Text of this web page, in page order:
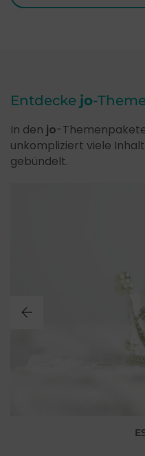
Entdecke jo-
In den jo-
unkompliziert viele
gebündelt.